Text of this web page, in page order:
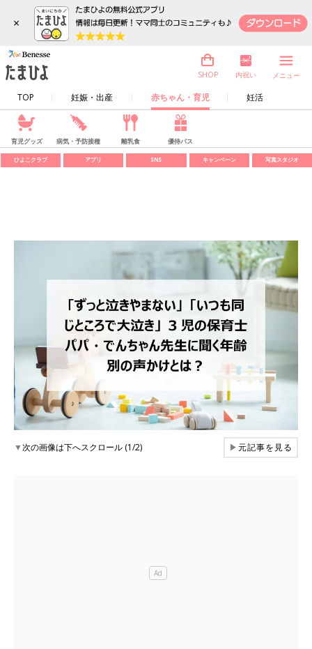
×
TOP 妊娠・出産 赤ちゃん・育児 妊活
SHOP 内祝い メニュー
育児グッズ 病気・予防接種 離乳食 優待パス
ひよこクラブ アプリ SNS キャンペーン 写真スタジオ
▼次の画像は下へスクロール (1/2) ▶元記事を見る